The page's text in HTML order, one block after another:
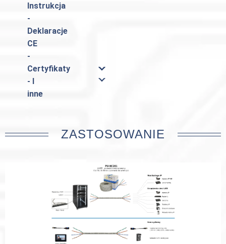
Instrukcja
-
Deklaracje
CE
-
Certyfikaty
- I
inne
ZASTOSOWANIE